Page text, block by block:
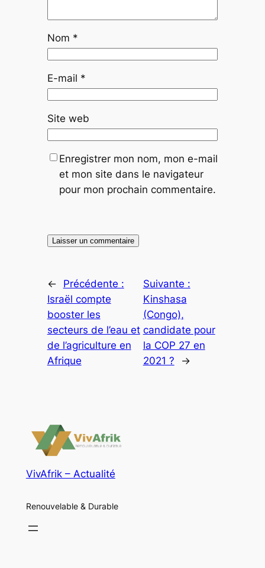
Nom *
E-mail *
Site web
Enregistrer mon nom, mon e-mail
et mon site dans le navigateur
pour mon prochain commentaire.
←
Précédente :
Israël compte
booster les
secteurs de l’eau et
de l’agriculture en
Afrique
Suivante :
Kinshasa
(Congo),
candidate pour
la COP 27 en
2021 ?
→
VivAfrik – Actualité
Renouvelable & Durable